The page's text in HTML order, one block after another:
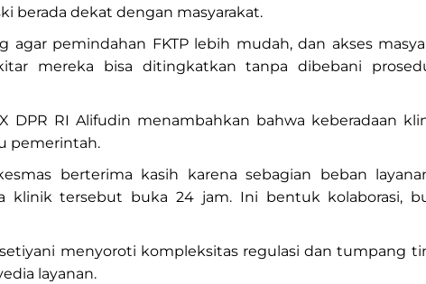
berada dekat dengan masyarakat.
agar pemindahan FKTP lebih mudah, dan akses
mereka bisa ditingkatkan tanpa dibebani
DPR RI Alifudin menambahkan bahwa keberadaan
pemerintah.
berterima kasih karena sebagian beban
klinik tersebut buka 24 jam. Ini bentuk kolaborasi,
menyoroti kompleksitas regulasi dan tumpang
layanan.